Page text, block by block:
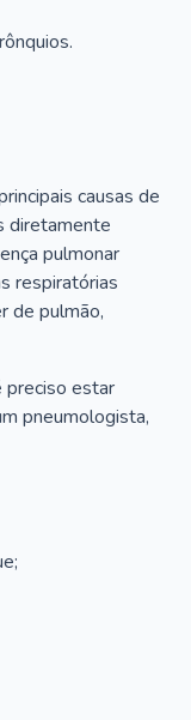
causas de
diretamente
pulmonar
respiratórias
de pulmão,
preciso estar
pneumologista,